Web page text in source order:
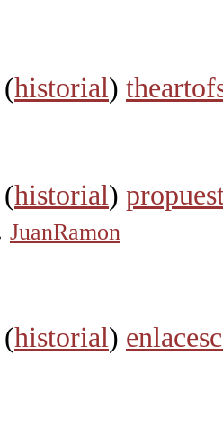
historial)
historial)
JuanRamon
historial)